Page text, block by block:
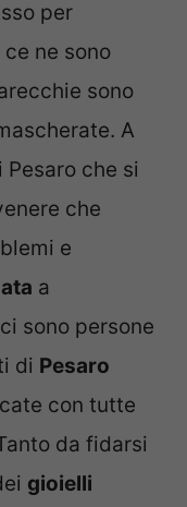
per
ne sono
sono
A
che si
che
e
a
sono persone
di Pesaro
con tutte
da fidarsi
gioielli